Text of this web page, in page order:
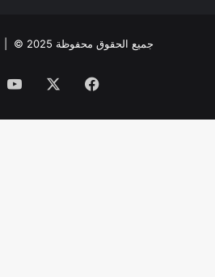
جميع الحقوق محفوظة 2025 © |
فيسبوك